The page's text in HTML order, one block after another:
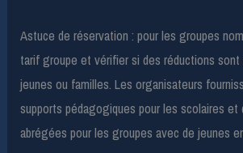
Astuce de réservation : pour les groupes
tarif groupe et vérifier si des réductions sont
jeunes ou familles. Les organisateurs
supports pédagogiques pour les scolaires et
abrégées pour les groupes avec de jeunes